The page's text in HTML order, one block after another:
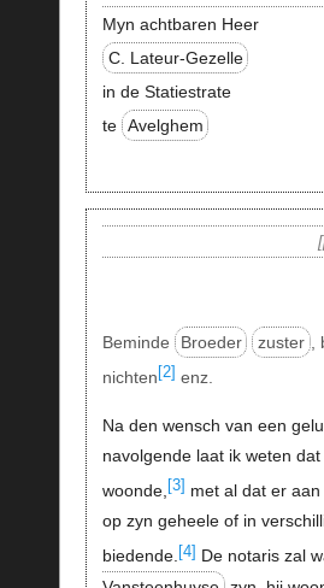
Myn achtbaren Heer
C. Lateur-Gezelle
in de Statiestrate
te Avelghem
Beminde Broeder zuster
nichten [2] enz.
Na den wensch van een
navolgende laat ik weten
woonde, [3]
met al dat er
op zyn geheele of in
biedende. [4] De notaris zal